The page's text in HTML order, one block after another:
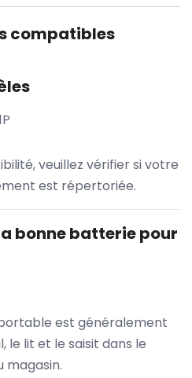
compatibles
veuillez vérifier si votre
est répertoriée.
bonne batterie pour
est généralement
le lit et le saisit dans le
magasin.